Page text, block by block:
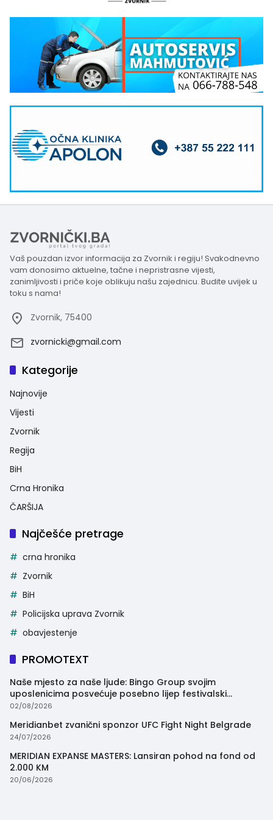
Vaš pouzdan izvor informacija za Zvornik i regiju! Svakodnevno
vam donosimo aktuelne, tačne i nepristrasne vijesti,
zanimljivosti i priče koje oblikuju našu zajednicu. Budite uvijek u
toku s nama!
Zvornik, 75400
zvornicki@gmail.com
Kategorije
Najnovije
Vijesti
Zvornik
Regija
BiH
Crna Hronika
ČARŠIJA
Najčešće pretrage
crna hronika
Zvornik
BiH
Policijska uprava Zvornik
obavjestenje
PROMOTEXT
Naše mjesto za naše ljude: Bingo Group svojim
uposlenicima posvećuje posebno lijep festivalski
trenutak
02/08/2026
Meridianbet zvanični sponzor UFC Fight Night Belgrade
24/07/2026
MERIDIAN EXPANSE MASTERS: Lansiran pohod na fond od
2.000 KM
20/06/2026